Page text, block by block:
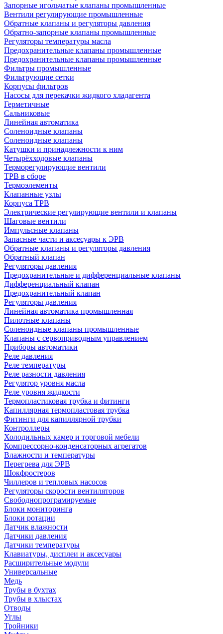
Запорные игольчатые клапаны промышленные
Вентили регулирующие промышленные
Обратные клапаны и регуляторы давления
Обратно-запорные клапаны промышленные
Регуляторы температуры масла
Предохранительные клапаны промышленные
Предохранительные клапаны промышленные
Фильтры промышленные
Фильтрующие сетки
Корпусы фильтров
Насосы для перекачки жидкого хладагента
Герметичные
Сальниковые
Линейная автоматика
Соленоидные клапаны
Соленоидные клапаны
Катушки и принадлежности к ним
Четырёхходовые клапаны
Терморегулирующие вентили
ТРВ в сборе
Термоэлементы
Клапанные узлы
Корпуса ТРВ
Электрические регулирующие вентили и клапаны
Шаговые вентили
Импульсные клапаны
Запасные части и аксесуары к ЭРВ
Обратные клапаны и регуляторы давления
Обратный клапан
Регуляторы давления
Предохранительные и дифференциальные клапаны
Дифференциальный клапан
Предохранительный клапан
Регуляторы давления
Линейная автоматика промышленная
Пилотные клапаны
Соленоидные клапаны промышленные
Клапаны с сервоприводным управлением
Приборы автоматики
Реле давления
Реле температуры
Реле разности давления
Регулятор уровня масла
Реле уровня жидкости
Термопластиковая трубка и фитинги
Капиллярная термопластовая трубка
Фитинги для капиллярной трубки
Контроллеры
Холодильных камер и торговой мебели
Компрессорно-конденсаторных агрегатов
Влажности и температуры
Перегрева для ЭРВ
Шокфростеров
Чиллеров и тепловых насосов
Регуляторы скорости вентиляторов
Свободнопрограмируемые
Блоки мониторинга
Блоки ротации
Датчик влажности
Датчики давления
Датчики температуры
Клавиатуры, дисплеи и аксесуары
Расширительные модули
Универсальные
Медь
Трубы в бухтах
Трубы в хлыстах
Отводы
Углы
Тройники